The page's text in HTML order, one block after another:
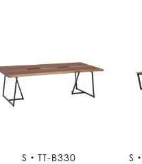
S・TT-B330 S